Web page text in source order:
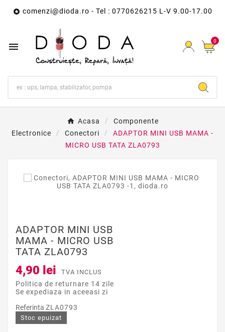
 comenzi@dioda.ro - Tel : 0770626215 L-V 9.00-17.00
 0
Acasa
Componente
Electronice
Conectori
ADAPTOR MINI USB MAMA -
MICRO USB TATA ZLA0793
ADAPTOR MINI USB
MAMA - MICRO USB
TATA ZLA0793
4,90 lei TVA INCLUS
Politica de returnare 14 zile
Se expediaza in aceeasi zi
Referinta ZLA0793
Stoc epuizat